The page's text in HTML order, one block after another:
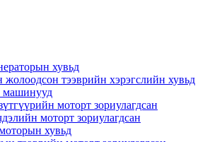
хувьд
жолоодсон тээврийн хэрэгслийн хувьд
машинууд
моторт зориулагдсан
моторт зориулагдсан
хувьд